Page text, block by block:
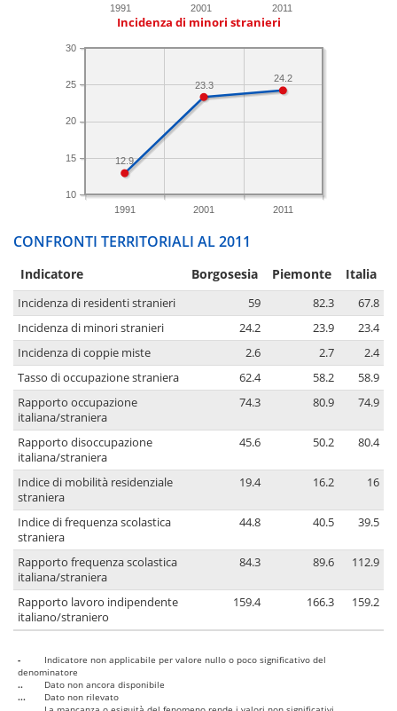
1991 2001 2011
Incidenza di minori stranieri
1991 2001 2011
10
15
20
25
30
24.2
23.3
12.9
CONFRONTI TERRITORIALI AL 2011
Indicatore Borgosesia Piemonte Italia
Incidenza di residenti stranieri 59 82.3
67.8
Incidenza di minori stranieri
24.2 23.9
23.4
Incidenza di coppie miste
2.6 2.7
2.4
Tasso di occupazione straniera
62.4 58.2
58.9
Rapporto occupazione
italiana/straniera
74.3 80.9 74.9
Rapporto disoccupazione
italiana/straniera
45.6 50.2 80.4
Indice di mobilità residenziale
straniera
19.4 16.2 16
Indice di frequenza scolastica
straniera
44.8 40.5 39.5
Rapporto frequenza scolastica
italiana/straniera
84.3 89.6 112.9
Rapporto lavoro indipendente
italiano/straniero
159.4 166.3 159.2
-
Indicatore non applicabile per valore nullo o poco significativo del
denominatore
..
Dato non ancora disponibile
...
Dato non rilevato